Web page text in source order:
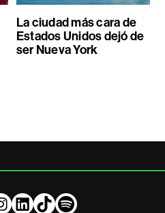
La ciudad más cara de
Estados Unidos dejó de
ser Nueva York